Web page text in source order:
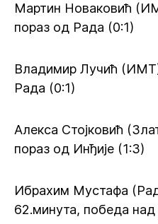
Мартин Новаковић
пораз од Рада (0:1)
Владимир Лучић
Рада (0:1)
Алекса Стојковић
пораз од Инђије (1:3)
Ибрахим Мустафа
62.минута, победа